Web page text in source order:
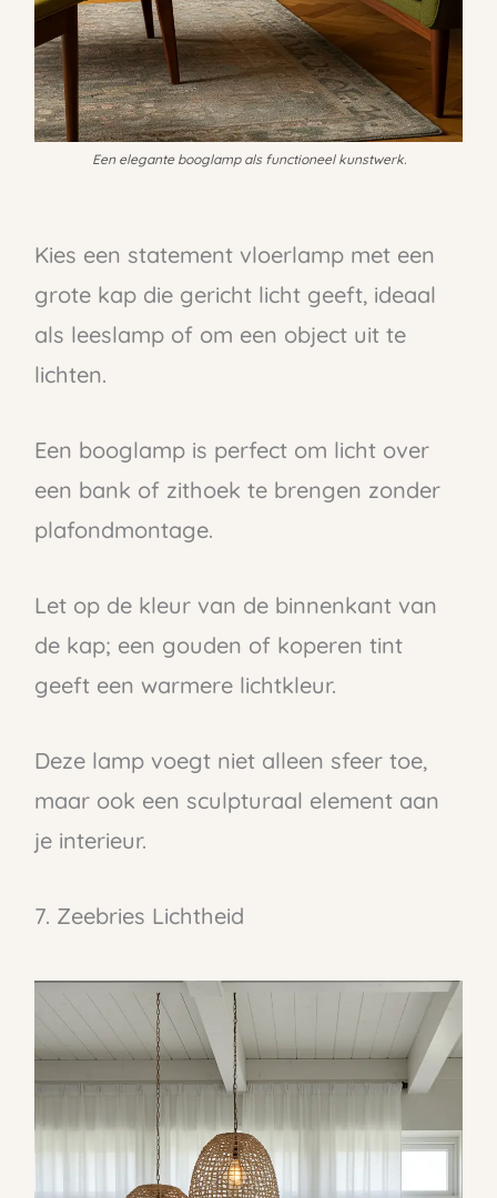
Een elegante booglamp als functioneel kunstwerk.
Kies een statement vloerlamp met een
grote kap die gericht licht geeft, ideaal
als leeslamp of om een object uit te
lichten.
Een booglamp is perfect om licht over
een bank of zithoek te brengen zonder
plafondmontage.
Let op de kleur van de binnenkant van
de kap; een gouden of koperen tint
geeft een warmere lichtkleur.
Deze lamp voegt niet alleen sfeer toe,
maar ook een sculpturaal element aan
je interieur.
7. Zeebries Lichtheid